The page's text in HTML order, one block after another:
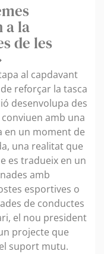
a la
de les
al capdavant
reforçar la tasca
desenvolupa des
amb una
en un moment de
una realitat que
es tradueix en un
amb
esportives o
de conductes
el nou president
projecte que
suport mutu.